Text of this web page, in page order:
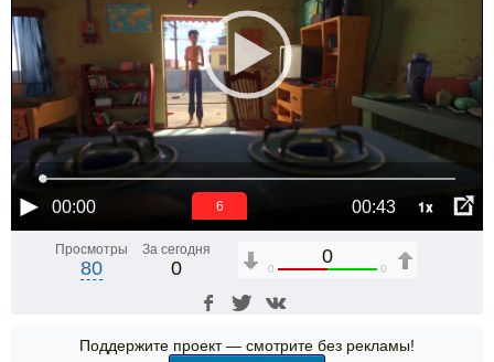
00:00 00:43 1x
5
Просмотры
80
За сегодня
0
0
0 0
Поддержите проект — смотрите без рекламы!